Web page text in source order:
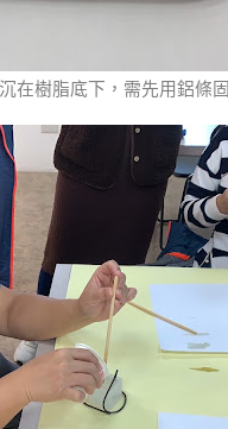
在樹脂底下，需先用鋁條